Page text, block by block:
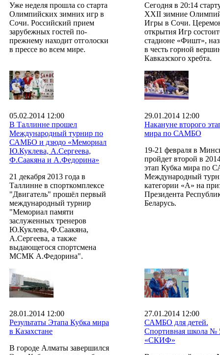
Уже неделя прошла со старта
Олимпийских зимних игр в
Сочи. Российский прием
зарубежных гостей по-
прежнему находит отголоски
в прессе во всем мире.
Сегодня в 20:14
XXII зимние
Игры в Сочи.
открытия Игр
стадионе «Фишт»,
в честь горной
Кавказского хребта.
05.02.2014 12:00
В Таллинне прошел
Международный турнир по
САМБО и дзюдо «Мемориал
Ю.Куклева, А.Сергеева,
Ф.Саакяна и А.Федорина»
21 декабря 2013 года в
Таллинне в спорткомплексе
"Двигатель" прошёл первый
международный турнир
"Мемориал памяти
заслуженных тренеров
Ю.Куклева, Ф.Саакяна,
А.Сергеева, а также
выдающегося спортсмена
МСМК А.Федорина".
29.01.2014 12:00
Накануне второго
мира по САМБО
19-21 февраля в
пройдет второй в
этап Кубка мира по
Международный
категории «А» на
Президента
Беларусь.
28.01.2014 12:00
Результаты Этапа Кубка мира
в Казахстане
В городе Алматы завершился
27.01.2014 12:00
САМБО для детей.
Спортивная школа №
«СКИФ»